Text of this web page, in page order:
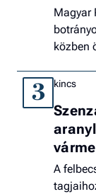
Magyar
közben
3 kincs
A